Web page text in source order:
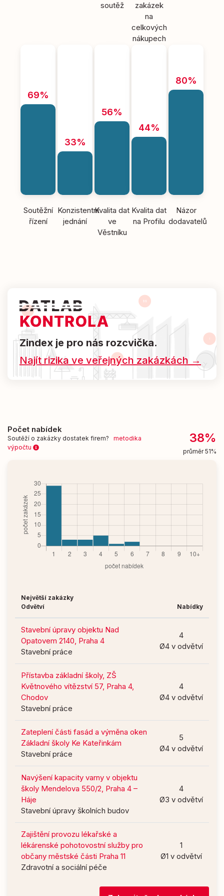
soutěž
zakázek
na
celkových
nákupech
69%
Soutěžní
řízení
33%
Konzistentní
jednání
56%
Kvalita dat
ve
Věstníku
44%
Kvalita dat
na Profilu
80%
Názor
dodavatelů
Zindex je pro nás rozcvička.
Najít rizika ve veřejných zakázkách →
Počet nabídek
Soutěží o zakázky dostatek firem? metodika
výpočtu
38%
průměr 51%
Největší zakázky
Odvětví
Nabídky
Stavební úpravy objektu Nad
Opatovem 2140, Praha 4
Stavební práce
4
Ø4 v odvětví
Přístavba základní školy, ZŠ
Květnového vítězství 57, Praha 4,
Chodov
Stavební práce
4
Ø4 v odvětví
Zateplení části fasád a výměna oken
Základní školy Ke Kateřinkám
Stavební práce
5
Ø4 v odvětví
Navýšení kapacity varny v objektu
školy Mendelova 550/2, Praha 4 –
Háje
Stavební úpravy školních budov
4
Ø3 v odvětví
Zajištění provozu lékařské a
lékárenské pohotovostní služby pro
občany městské části Praha 11
Zdravotní a sociální péče
1
Ø1 v odvětví